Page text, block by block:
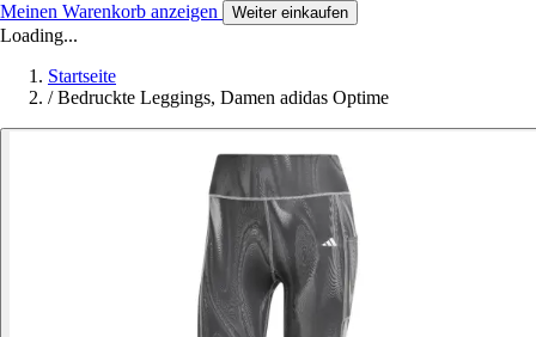
Meinen Warenkorb anzeigen Weiter einkaufen
Loading...
Startseite
/ Bedruckte Leggings, Damen adidas Optime